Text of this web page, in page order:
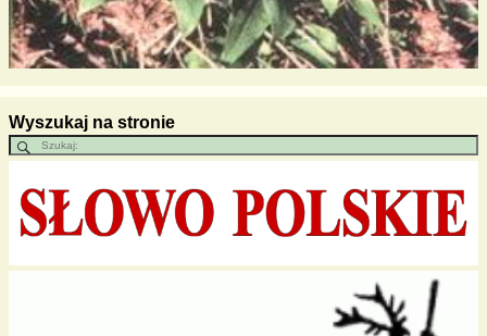
Wyszukaj na stronie